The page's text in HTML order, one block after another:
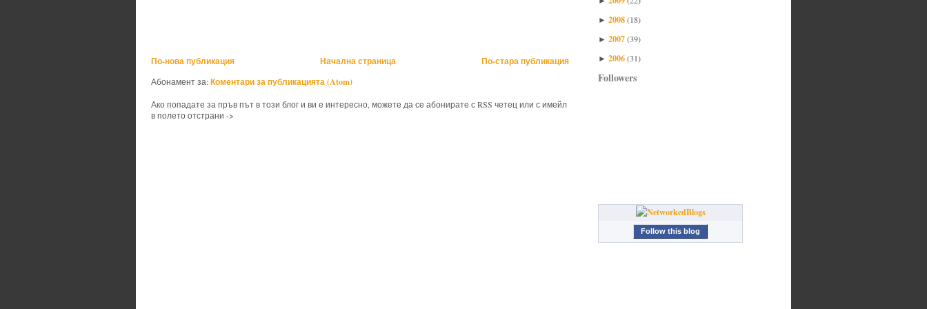
По-нова публикация По-стара публикация
Начална страница
Абонамент за:Коментари за публикацията (Atom)
Ако попадате за пръв път в този блог и ви е интересно, можете да се абонирате с RSS четец или с имейл
в полето отстрани ->
► 2008(18)
► 2007(39)
► 2006(31)
Followers
Follow this blog